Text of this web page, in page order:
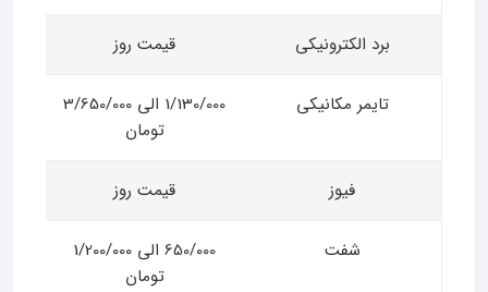
برد الکترونیکی قیمت روز
تایمر مکانیکی
1/130/000 الی 3/650/000
تومان
فیوز قیمت روز
شفت
650/000 الی 1/200/000
تومان